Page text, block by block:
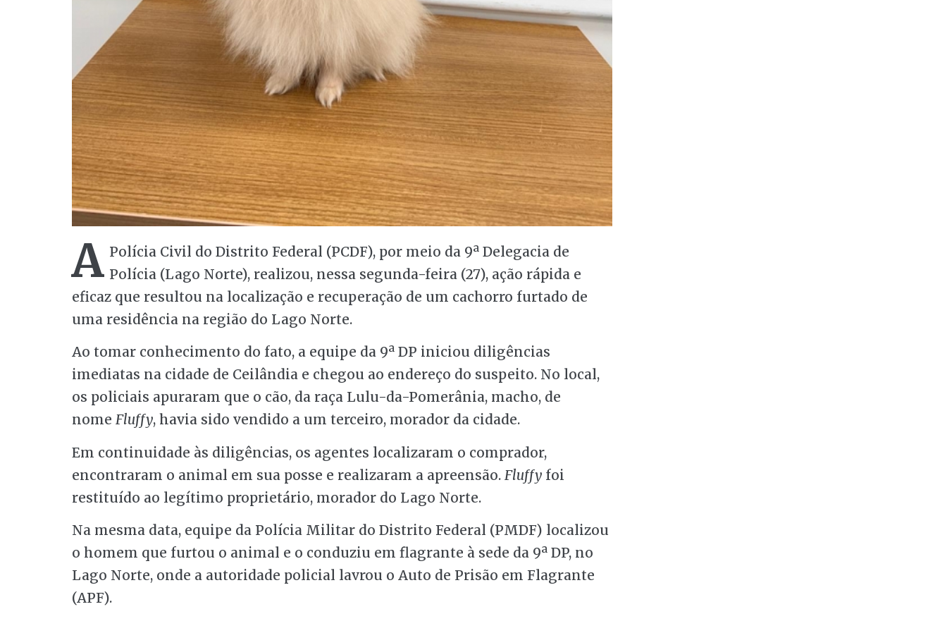
A Polícia Civil do Distrito Federal (PCDF), por meio da 9ª Delegacia de
Polícia (Lago Norte), realizou, nessa segunda-feira (27), ação rápida e
eficaz que resultou na localização e recuperação de um cachorro furtado de
uma residência na região do Lago Norte.
Ao tomar conhecimento do fato, a equipe da 9ª DP iniciou diligências
imediatas na cidade de Ceilândia e chegou ao endereço do suspeito. No local,
os policiais apuraram que o cão, da raça Lulu-da-Pomerânia, macho, de
nome Fluffy, havia sido vendido a um terceiro, morador da cidade.
Em continuidade às diligências, os agentes localizaram o comprador,
encontraram o animal em sua posse e realizaram a apreensão. Fluffy foi
restituído ao legítimo proprietário, morador do Lago Norte.
Na mesma data, equipe da Polícia Militar do Distrito Federal (PMDF) localizou
o homem que furtou o animal e o conduziu em flagrante à sede da 9ª DP, no
Lago Norte, onde a autoridade policial lavrou o Auto de Prisão em Flagrante
(APF).